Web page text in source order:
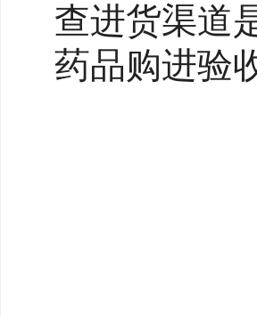
查进货渠道
药品购进验